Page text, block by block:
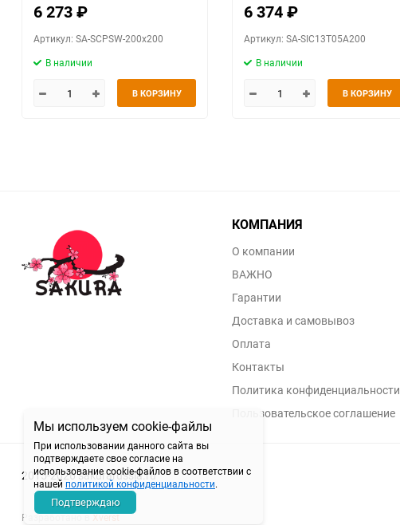
Мы используем cookie-файлы
При использовании данного сайта вы
подтверждаете свое согласие на
использование cookie-файлов в соответствии с
нашейполитикой конфиденциальности.
Подтверждаю
6 273₽
Артикул: SA-SCPSW-200x200
В наличии
В КОРЗИНУ
6 374₽
Артикул: SA-SIC13T05A200
В наличии
В КОРЗИНУ
КОМПАНИЯ
О компании
ВАЖНО
Гарантии
Доставка и самовывоз
Оплата
Контакты
Политика конфиденциальности
Пользовательское соглашение
2015-2026 sakurarussia.ru
Разработано вXverst